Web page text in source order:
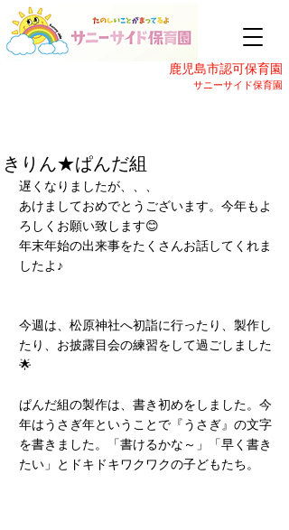
鹿児島市認可保育園
サニーサイド保育園
きりん★ぱんだ組
遅くなりましたが、、、
あけましておめでとうございます。今年もよ
ろしくお願い致します😊
年末年始の出来事をたくさんお話してくれま
したよ♪
今週は、松原神社へ初詣に行ったり、製作し
たり、お披露目会の練習をして過ごしました
🌟
ぱんだ組の製作は、書き初めをしました。今
年はうさぎ年ということで『うさぎ』の文字
を書きました。「書けるかな～」「早く書き
たい」とドキドキワクワクの子どもたち。